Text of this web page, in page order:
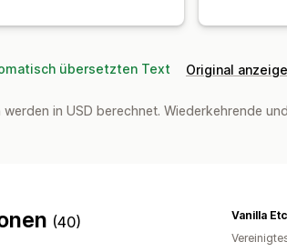
übersetzten Text Original
werden in USD berechnet. Wiederkehrende
(40)
Vanilla